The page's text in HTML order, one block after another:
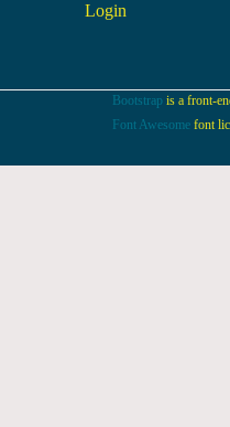
Login
Bootstrap is a front-
Font Awesome font